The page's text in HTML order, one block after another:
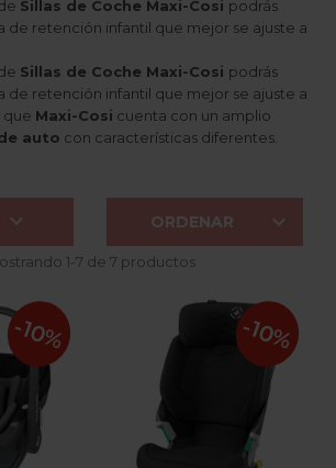
Sillas de Coche Maxi-Cosi podrás
de retención infantil que mejor se ajuste a
Sillas de Coche Maxi-Cosi podrás
de retención infantil que mejor se ajuste a
que Maxi-Cosi cuenta con un amplio
auto con características diferentes.
ORDENAR 

1-7 de 7 productos
-10% -10%